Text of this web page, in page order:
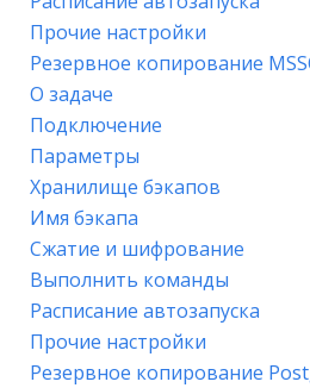
Прочие настройки
Резервное копирование
О задаче
Подключение
Параметры
Хранилище бэкапов
Имя бэкапа
Сжатие и шифрование
Выполнить команды
Расписание автозапуска
Прочие настройки
Резервное копирование